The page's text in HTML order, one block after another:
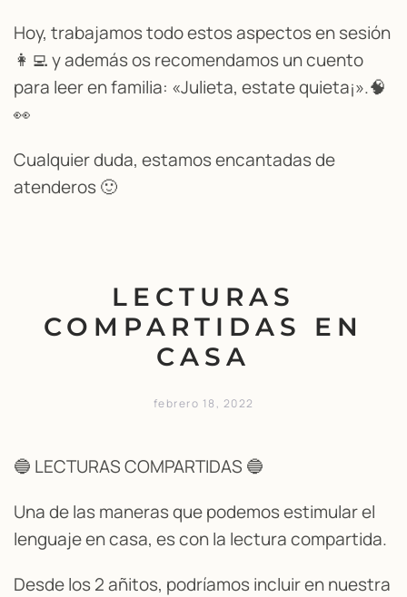
Hoy, trabajamos todo estos aspectos en sesión
👩‍💻 y además os recomendamos un cuento
para leer en familia: «Julieta, estate quieta¡».🧠
👀
Cualquier duda, estamos encantadas de
atenderos 🙂
LECTURAS
COMPARTIDAS EN
CASA
febrero 18, 2022
🔵 LECTURAS COMPARTIDAS 🔵
Una de las maneras que podemos estimular el
lenguaje en casa, es con la lectura compartida.
Desde los 2 añitos, podríamos incluir en nuestra